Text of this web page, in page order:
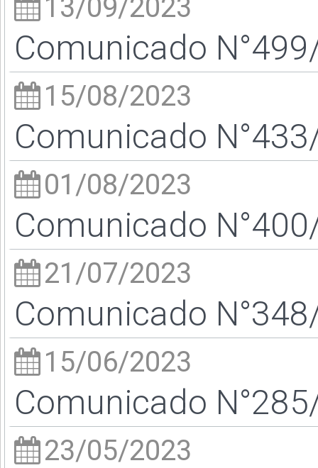
13/09/2023
Comunicado
15/08/2023
Comunicado
01/08/2023
Comunicado
21/07/2023
Comunicado
15/06/2023
Comunicado
23/05/2023